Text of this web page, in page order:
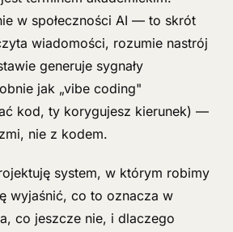
w społeczności AI — to skrót
wiadomości, rozumie nastrój
generuje sygnały
jak „vibe coding"
kod, ty korygujesz kierunek) —
nie z kodem.
system, w którym robimy
wyjaśnić, co to oznacza w
co jeszcze nie, i dlaczego